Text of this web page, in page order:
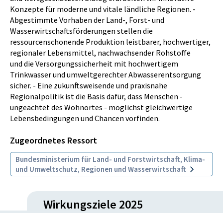
Konzepte für moderne und vitale ländliche Regionen. -
Abgestimmte Vorhaben der Land-, Forst- und
Wasserwirtschaftsförderungen stellen die
ressourcenschonende Produktion leistbarer, hochwertiger,
regionaler Lebensmittel, nachwachsender Rohstoffe
und die Versorgungssicherheit mit hochwertigem
Trinkwasser und umweltgerechter Abwasserentsorgung
sicher. - Eine zukunftsweisende und praxisnahe
Regionalpolitik ist die Basis dafür, dass Menschen -
ungeachtet des Wohnortes - möglichst gleichwertige
Lebensbedingungen und Chancen vorfinden.
Zugeordnetes Ressort
Bundesministerium für Land- und Forstwirtschaft, Klima-
und Umweltschutz, Regionen und Wasserwirtschaft
Wirkungsziele 2025